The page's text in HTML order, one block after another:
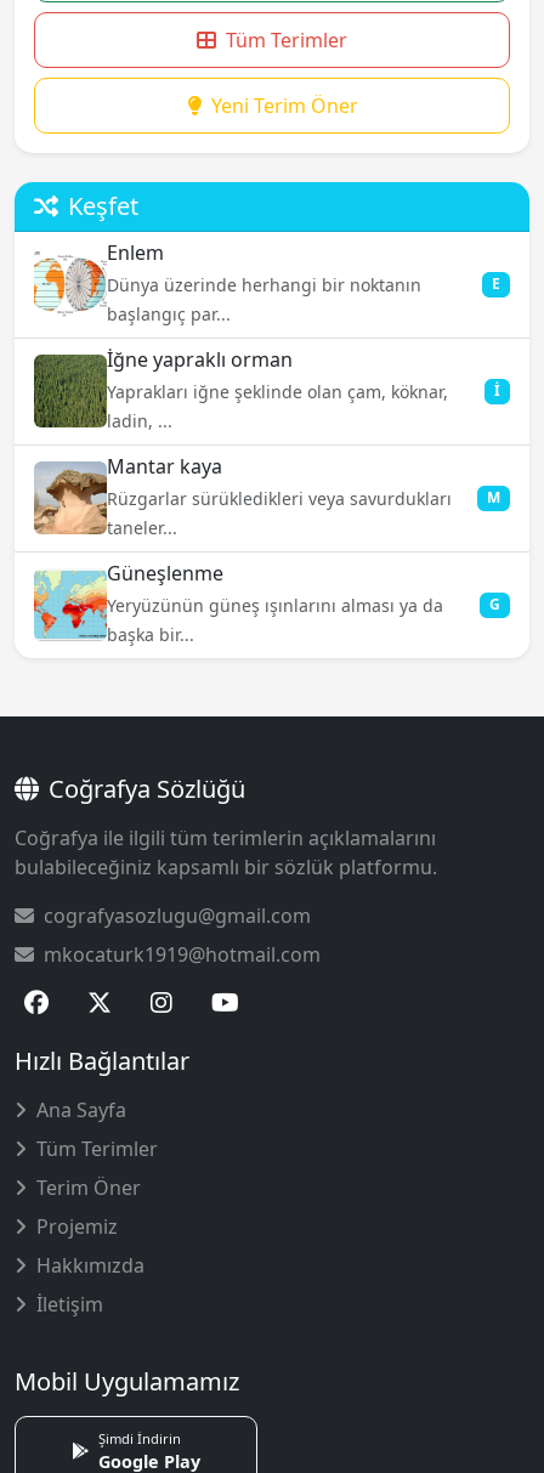
Tüm Terimler
Yeni Terim Öner
Keşfet
Enlem
Dünya üzerinde herhangi bir noktanın
başlangıç par...
E
İğne yapraklı orman
Yaprakları iğne şeklinde olan çam, köknar,
ladin, ...
İ
Mantar kaya
Rüzgarlar sürükledikleri veya savurdukları
taneler...
M
Güneşlenme
Yeryüzünün güneş ışınlarını alması ya da
başka bir...
G
Coğrafya Sözlüğü
Coğrafya ile ilgili tüm terimlerin açıklamalarını
bulabileceğiniz kapsamlı bir sözlük platformu.
cografyasozlugu@gmail.com
mkocaturk1919@hotmail.com
Hızlı Bağlantılar
Ana Sayfa
Tüm Terimler
Terim Öner
Projemiz
Hakkımızda
İletişim
Mobil Uygulamamız
Şimdi İndirin
Google Play